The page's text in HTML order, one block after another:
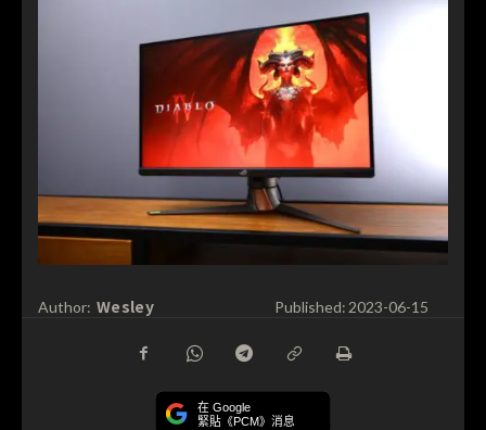
Author: Wesley Published:2023-06-15
在 Google
緊貼《PCM》消息